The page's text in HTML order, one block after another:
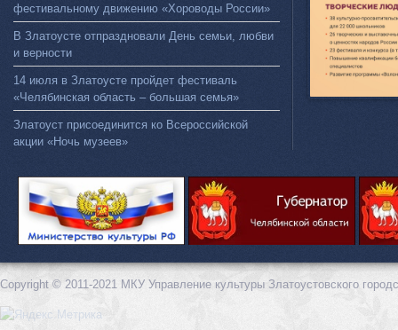
фестивальному движению «Хороводы России»
В Златоусте отпраздновали День семьи, любви
и верности
14 июля в Златоусте пройдет фестиваль
«Челябинская область – большая семья»
Златоуст присоединится ко Всероссийской
акции «Ночь музеев»
Copyright © 2011-2021 МКУ Управление культуры Златоустовского